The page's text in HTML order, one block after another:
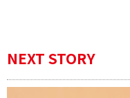
NEXT STORY